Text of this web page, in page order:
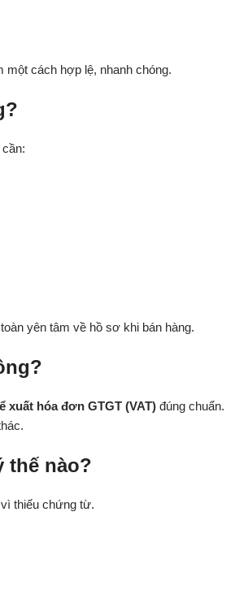
một cách hợp lệ, nhanh chóng.
yên tâm về hồ sơ khi bán hàng.
xuất hóa đơn GTGT (VAT) đúng chuẩn.
thế nào?
thiếu chứng từ.